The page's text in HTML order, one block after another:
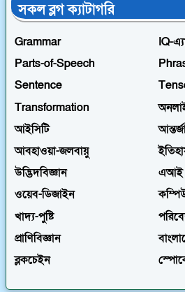
সকল ব্লগ ক্যাটাগরি
Grammar
IQ-
Parts-of-Speech
Sentence
Transformation
আইসিটি
আবহাওয়া-জলবায়ু
উদ্ভিদবিজ্ঞান
এআই
ওয়েব-ডিজাইন
খাদ্য-পুষ্টি
প্রাণিবিজ্ঞান
ব্লকচেইন